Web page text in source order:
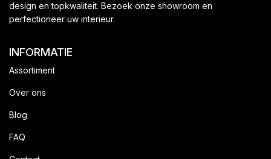
design en topkwaliteit. Bezoek onze showroom en
perfectioneer uw interieur.
INFORMATIE
Assortiment
Over ons
Blog
FAQ